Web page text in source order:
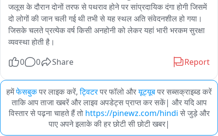
जलूस के दौरान दोनों तरफ से पथराव होने पर सांप्रदायिक दंगा होगी जिसमें
दो लोगों की जान चली गई थी तभी से यह स्थल अति संवेदनशील हो गया।
जिसके चलते प्रत्येक वर्ष किसी अनहोनी को लेकर यहां भारी भरकम सुरक्षा
व्यवस्था होती है।
0 0 Share Report
हमेंफेसबुकपर लाइक करें, ट्विटरपर फॉलो औरयूट्यूबपर सब्सक्राइब्ड करें
ताकि आप ताजा खबरें और लाइव अपडेट्स प्राप्त कर सकें| और यदि आप
विस्तार से पढ़ना चाहते हैं तो https://pinewz.com/hindi से जुड़े और
पाए अपने इलाके की हर छोटी सी छोटी खबर|